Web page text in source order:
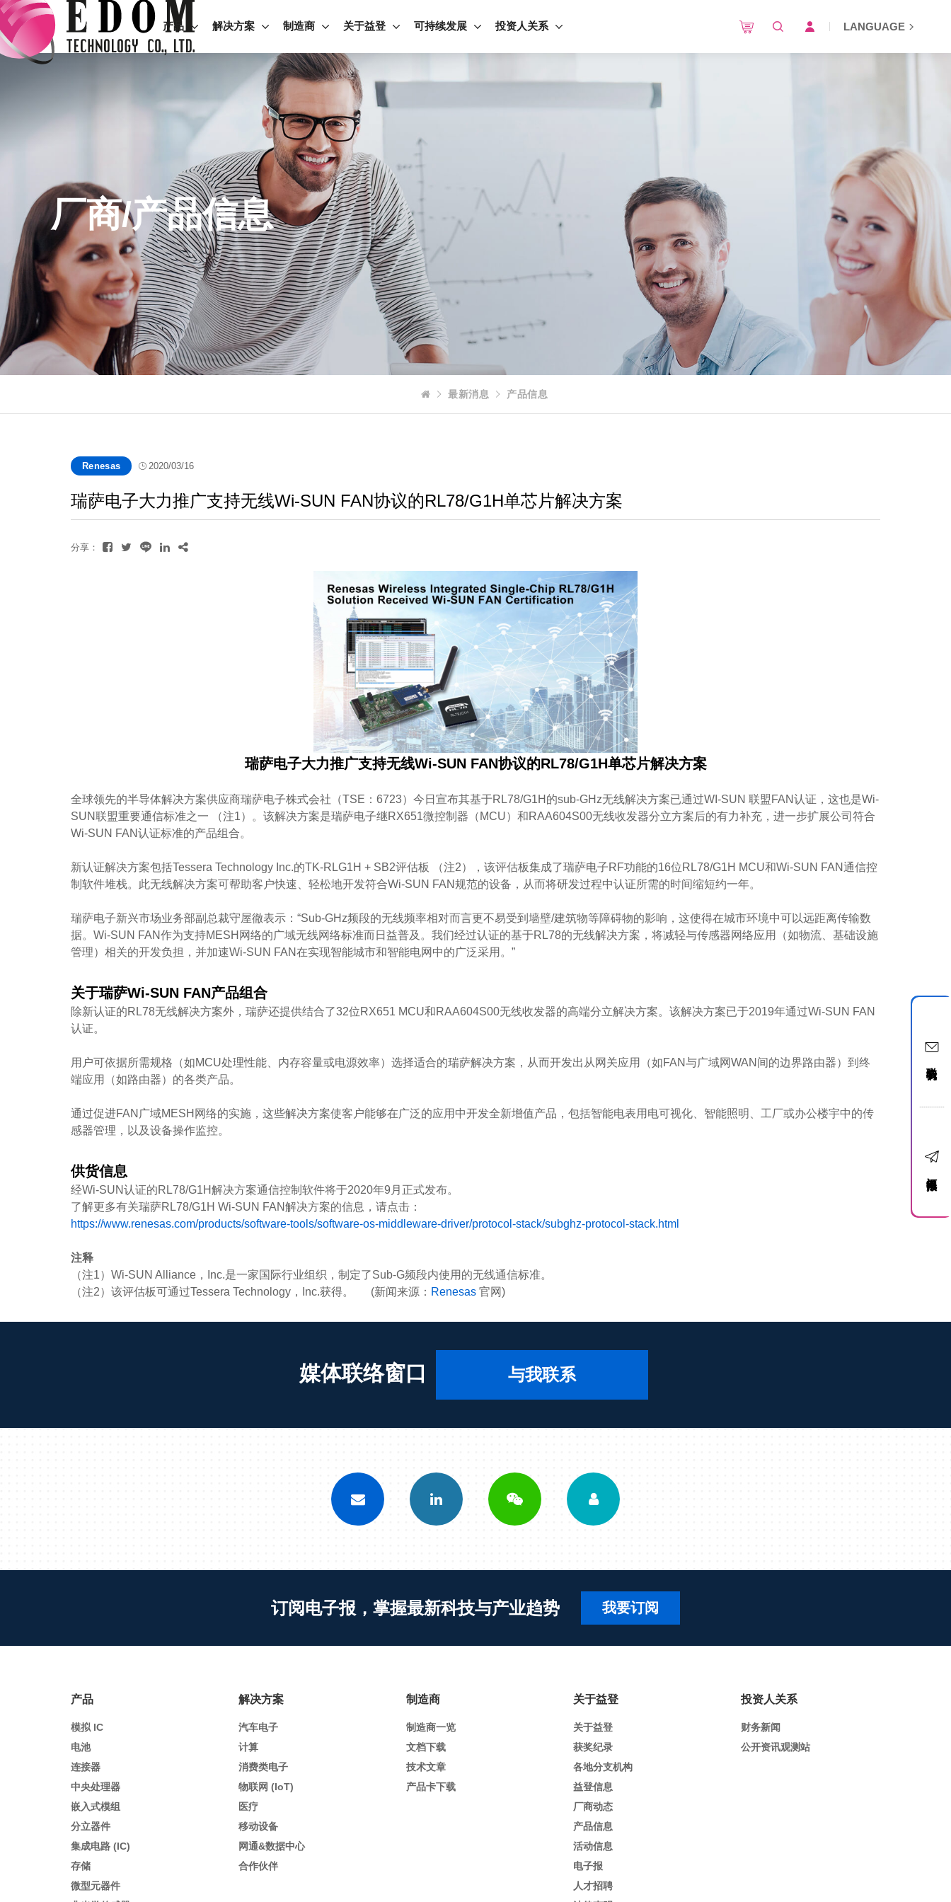
产品 解决方案 制造商 关于益登 可持续发展 投资人关系 LANGUAGE
厂商/产品信息
最新消息 产品信息
Renesas 2020/03/16
瑞萨电子大力推广支持无线Wi-SUN FAN协议的RL78/G1H单芯片解决方案
分享：
瑞萨电子大力推广支持无线Wi-SUN FAN协议的RL78/G1H单芯片解决方案
全球领先的半导体解决方案供应商瑞萨电子株式会社（TSE：6723）今日宣布其基于RL78/G1H的sub-GHz无线解决方案已通过WI-SUN 联盟FAN认证，这也是Wi-
SUN联盟重要通信标准之一 （注1）。该解决方案是瑞萨电子继RX651微控制器（MCU）和RAA604S00无线收发器分立方案后的有力补充，进一步扩展公司符合
Wi-SUN FAN认证标准的产品组合。
新认证解决方案包括Tessera Technology Inc.的TK-RLG1H + SB2评估板 （注2），该评估板集成了瑞萨电子RF功能的16位RL78/G1H MCU和Wi-SUN FAN通信控
制软件堆栈。此无线解决方案可帮助客户快速、轻松地开发符合Wi-SUN FAN规范的设备，从而将研发过程中认证所需的时间缩短约一年。
瑞萨电子新兴市场业务部副总裁守屋徹表示：“Sub-GHz频段的无线频率相对而言更不易受到墙壁/建筑物等障碍物的影响，这使得在城市环境中可以远距离传输数
据。Wi-SUN FAN作为支持MESH网络的广域无线网络标准而日益普及。我们经过认证的基于RL78的无线解决方案，将减轻与传感器网络应用（如物流、基础设施
管理）相关的开发负担，并加速Wi-SUN FAN在实现智能城市和智能电网中的广泛采用。”
关于瑞萨Wi-SUN FAN产品组合
除新认证的RL78无线解决方案外，瑞萨还提供结合了32位RX651 MCU和RAA604S00无线收发器的高端分立解决方案。该解决方案已于2019年通过Wi-SUN FAN
认证。
用户可依据所需规格（如MCU处理性能、内存容量或电源效率）选择适合的瑞萨解决方案，从而开发出从网关应用（如FAN与广域网WAN间的边界路由器）到终
端应用（如路由器）的各类产品。
通过促进FAN广域MESH网络的实施，这些解决方案使客户能够在广泛的应用中开发全新增值产品，包括智能电表用电可视化、智能照明、工厂或办公楼宇中的传
感器管理，以及设备操作监控。
供货信息
经Wi-SUN认证的RL78/G1H解决方案通信控制软件将于2020年9月正式发布。
了解更多有关瑞萨RL78/G1H Wi-SUN FAN解决方案的信息，请点击：
https://www.renesas.com/products/software-tools/software-os-middleware-driver/protocol-stack/subghz-protocol-stack.html
注释
（注1）Wi-SUN Alliance，Inc.是一家国际行业组织，制定了Sub-G频段内使用的无线通信标准。
（注2）该评估板可通过Tessera Technology，Inc.获得。 (新闻来源： Renesas 官网)
媒体联络窗口 与我联系
订阅电子报，掌握最新科技与产业趋势 我要订阅
产品
模拟 IC
电池
连接器
中央处理器
嵌入式模组
分立器件
集成电路 (IC)
存储
微型元器件
解决方案
汽车电子
计算
消费类电子
物联网 (IoT)
医疗
移动设备
网通&数据中心
合作伙伴
制造商
制造商一览
文档下载
技术文章
产品卡下载
关于益登
关于益登
获奖纪录
各地分支机构
益登信息
厂商动态
产品信息
活动信息
电子报
人才招聘
投资人关系
财务新闻
公开资讯观测站